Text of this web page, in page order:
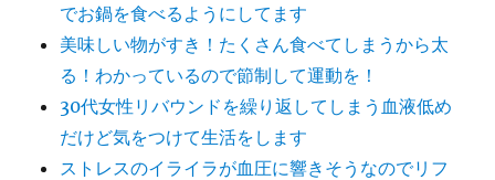
でお鍋を食べるようにしてます
美味しい物がすき！たくさん食べてしまうから太
る！わかっているので節制して運動を！
30代女性リバウンドを繰り返してしまう血液低め
だけど気をつけて生活をします
ストレスのイライラが血圧に響きそうなのでリフ